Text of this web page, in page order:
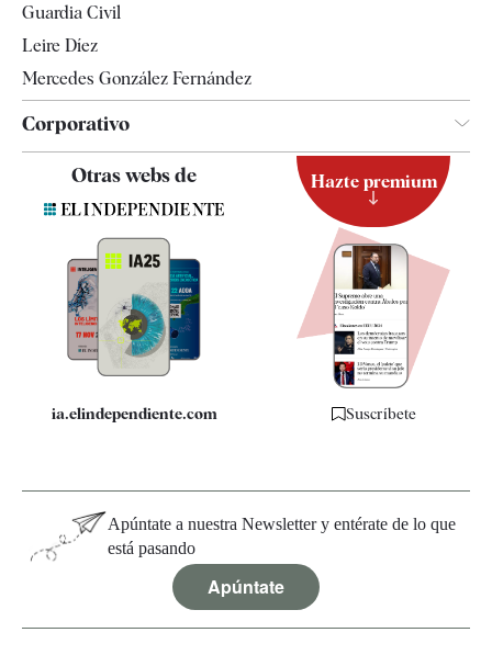
Guardia Civil
Leire Díez
Mercedes González Fernández
Corporativo
Quiénes somos
Especificaciones
Otras webs de
ia.elindependiente.com
Hazte premium
Suscríbete
Apúntate a nuestra Newsletter y entérate de lo que
está pasando
Apúntate